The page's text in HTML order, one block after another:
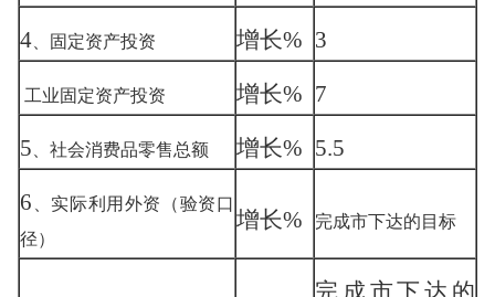
4 、固定资产投资 增长% 3
工业固定资产投资 增长% 7
5 、社会消费品零售总额 增长% 5.5
6 、实际利用外资（验资口
径）
增长% 完成市下达的目标
完成市下达的